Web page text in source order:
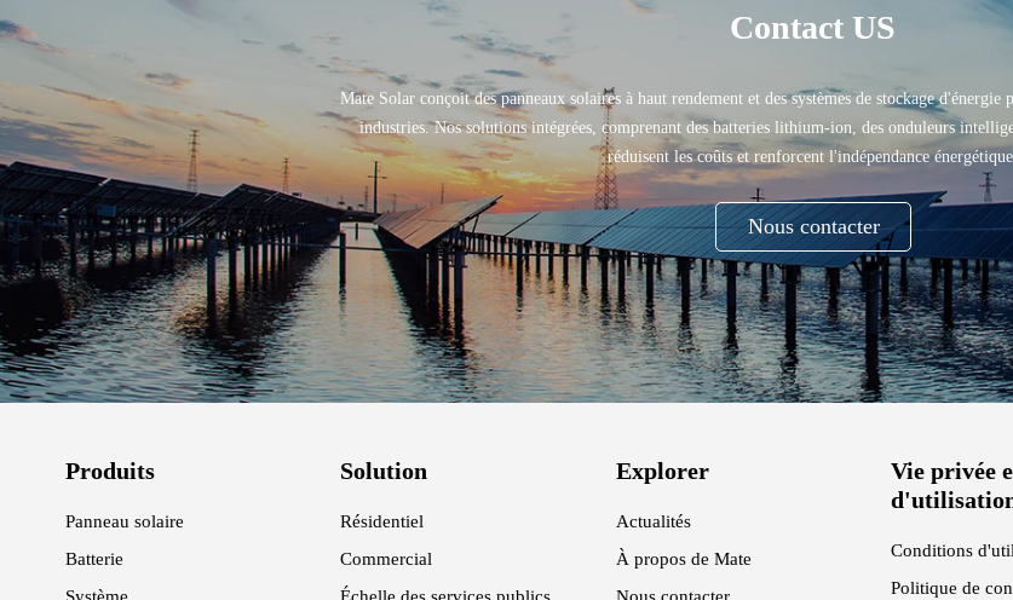
Contact US
Mate Solar conçoit des panneaux solaires à haut rendement et des systèmes de stockage
industries. Nos solutions intégrées, comprenant des batteries lithium-ion, des onduleurs
réduisent les coûts et renforcent l'indépendance
Nous contacter
Produits
Panneau solaire
Batterie
Système
Solution
Résidentiel
Commercial
Échelle des services publics
Explorer
Actualités
À propos de Mate
Nous contacter
Vie privée
Conditions
Politique de